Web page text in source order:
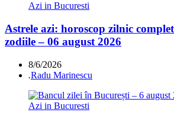
Azi in Bucuresti
Astrele azi: horoscop zilnic
zodiile – 06 august 2026
8/6/2026
.Radu Marinescu
Azi in Bucuresti